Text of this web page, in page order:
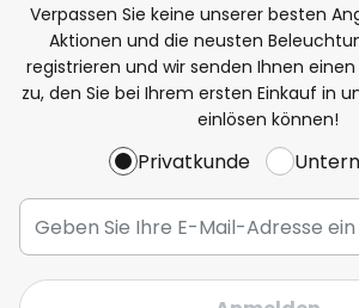
Verpassen Sie keine unserer besten
Aktionen und die neusten
registrieren und wir senden Ihnen einen
zu, den Sie bei Ihrem ersten Einkauf in
einlösen können!
Privatkunde